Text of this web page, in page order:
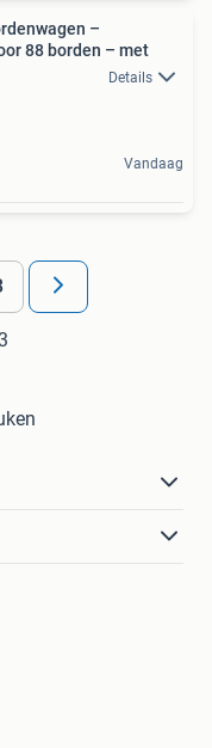
–
88 borden – met
Details
Vandaag